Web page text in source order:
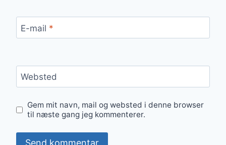
E-mail *
Websted
Gem mit navn, mail og websted i denne browser
til næste gang jeg kommenterer.